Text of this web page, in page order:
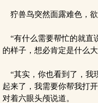
狞兽鸟突然面露难色，欲
“有什么需要帮忙的就直
的样子，想必肯定是什么
“其实，你也看到了，我
起来了，我需要你帮我打
对着六眼头颅说道。